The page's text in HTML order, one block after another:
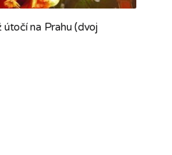
na Prahu (dvoj